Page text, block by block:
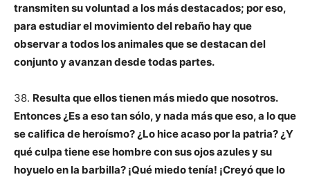
transmiten su voluntad a los más destacados; por eso,
para estudiar el movimiento del rebaño hay que
observar a todos los animales que se destacan del
conjunto y avanzan desde todas partes.
38. Resulta que ellos tienen más miedo que nosotros.
Entonces ¿Es a eso tan sólo, y nada más que eso, a lo que
se califica de heroísmo? ¿Lo hice acaso por la patria? ¿Y
qué culpa tiene ese hombre con sus ojos azules y su
hoyuelo en la barbilla? ¡Qué miedo tenía! ¡Creyó que lo